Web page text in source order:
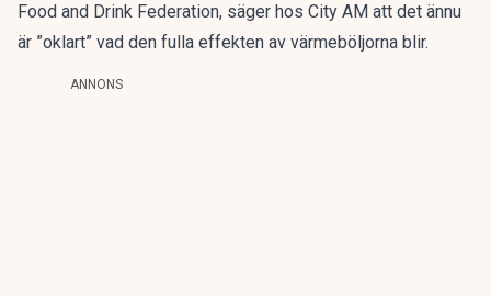
Food and Drink Federation, säger hos City AM att det ännu
är ”oklart” vad den fulla effekten av värmeböljorna blir.
ANNONS